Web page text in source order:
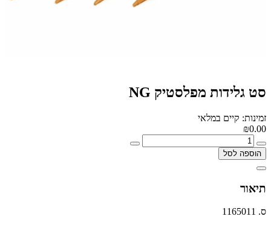
סט גלידות מפלסטיק NG
זמינות: קיים במלאי
₪0.00
הוספה לסל
תיאור
ס. 1165011